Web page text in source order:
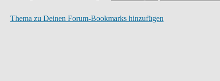
Thema zu Deinen Forum-Bookmarks hinzufügen